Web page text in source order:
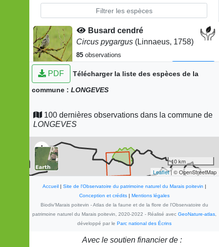
Busard cendré
Circus pygargus (Linnaeus, 1758)
85 observations
Alauda arvensis
Dernière observation en2021 Fiche espèce
observations
Dernière observation en
2022 Fiche espèce
Mésange charbonnière
Parus majorLinnaeus, 1758
39observations
Dernière observation en
2023
Pouillot véloce
PDF Télécharger la liste des espèces de la
commune : LONGEVES
100 dernières observations dans la commune de
LONGEVES
+
−
10 km
Leaflet| © OpenStreetMap
Accueil| Site de l'Observatoire du patrimoine naturel du Marais poitevin |
Conception et crédits| Mentions légales
Biodiv'Marais poitevin - Atlas de la faune et de la flore de l'Observatoire du
patrimoine naturel du Marais poitevin, 2020-2022 - Réalisé avec GeoNature-atlas,
développé par le Parc national des Écrins
Avec le soutien financier de :